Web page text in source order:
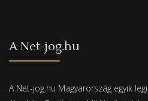
A Net-jog.hu
A Net-jog.hu Magyarország egyik